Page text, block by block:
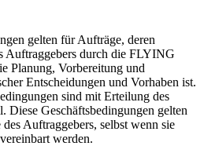
gelten für Aufträge, deren
Auftraggebers durch die FLYING
Planung, Vorbereitung und
Entscheidungen und Vorhaben ist.
sind mit Erteilung des
Diese Geschäftsbedingungen gelten
Auftraggebers, selbst wenn sie
werden.